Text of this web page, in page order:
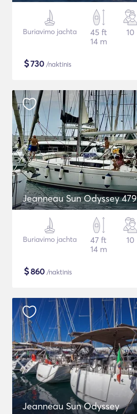
Buriavimo jachta
45 ft
14 m
10
$730 /naktinis
Jeanneau Sun Odyssey 479
Buriavimo jachta
47 ft
14 m
10
$860 /naktinis
Jeanneau Sun Odyssey